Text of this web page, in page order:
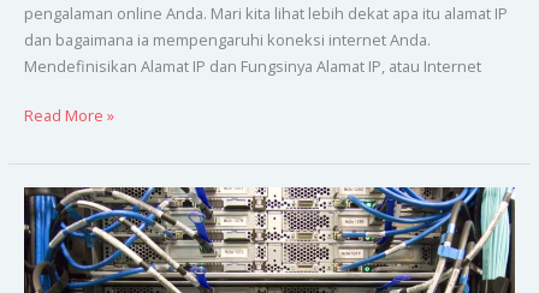
pengalaman online Anda. Mari kita lihat lebih dekat apa itu alamat IP
dan bagaimana ia mempengaruhi koneksi internet Anda.
Mendefinisikan Alamat IP dan Fungsinya Alamat IP, atau Internet
Read More »
Mengoptimalkan
Bandwidth
dengan
QoS: